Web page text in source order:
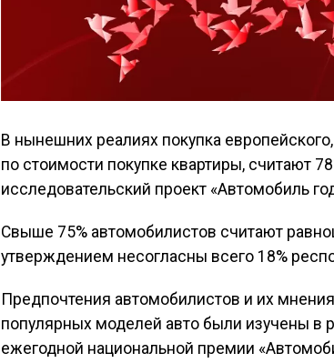
В нынешних реалиях покупка
по стоимости покупке квартиры, считают
исследовательский проект «Автомобиль
Свыше 75% автомобилистов считают
утверждением несогласны всего 18%
Предпочтения автомобилистов и их
популярных моделей авто были изучены в
ежегодной национальной премии